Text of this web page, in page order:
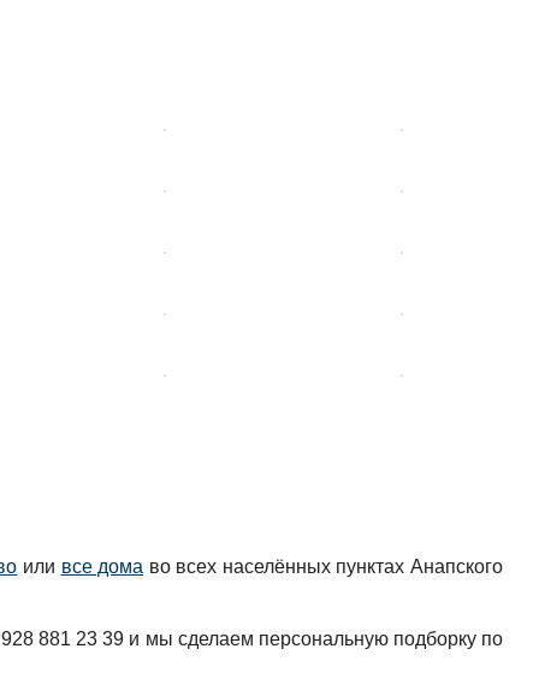
или все дома во всех населённых пунктах Анапского
881 23 39 и мы сделаем персональную подборку по